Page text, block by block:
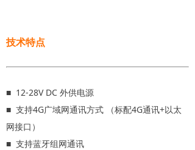
技术特点
■ 12-28V DC 外供电源
■ 支持4G广域网通讯方式 （标配4G通讯+以太
网接口）
■ 支持蓝牙组网通讯